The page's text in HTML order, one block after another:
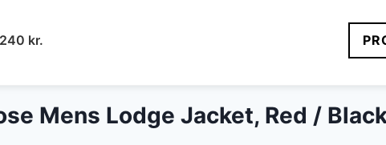
Den
kr..
240 kr.
240 kr..
Mens Lodge Jacket, Red /